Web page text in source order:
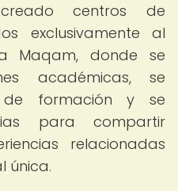
centros de
exclusivamente al
Maqam, donde se
académicas, se
de formación y se
para compartir
relacionadas
única.